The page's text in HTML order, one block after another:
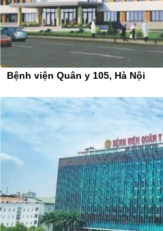
Bệnh viện Quân y 105, Hà Nội